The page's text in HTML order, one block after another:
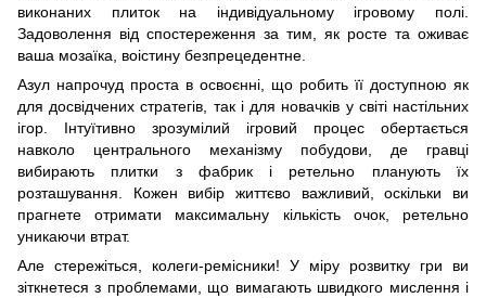
виконаних плиток на індивідуальному ігровому полі.
Задоволення від спостереження за тим, як росте та оживає
ваша мозаїка, воістину безпрецедентне.
Азул напрочуд проста в освоєнні, що робить її доступною як
для досвідчених стратегів, так і для новачків у світі настільних
ігор. Інтуїтивно зрозумілий ігровий процес обертається
навколо центрального механізму побудови, де гравці
вибирають плитки з фабрик і ретельно планують їх
розташування. Кожен вибір життєво важливий, оскільки ви
прагнете отримати максимальну кількість очок, ретельно
уникаючи втрат.
Але стережіться, колеги-ремісники! У міру розвитку гри ви
зіткнетеся з проблемами, що вимагають швидкого мислення і